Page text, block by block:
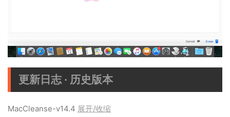
更新日志 · 历史版本
MacCleanse-v14.4 展开/收缩